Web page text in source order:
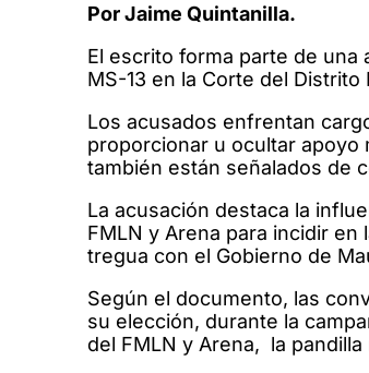
Por Jaime Quintanilla.
El escrito forma parte de una
MS-13 en la Corte del Distrito
Los acusados enfrentan
proporcionar u ocultar apoyo
también están señalados de
La acusación destaca la
FMLN y Arena para incidir
tregua con el Gobierno de
Según el documento, las
su elección, durante la
del FMLN y Arena, la